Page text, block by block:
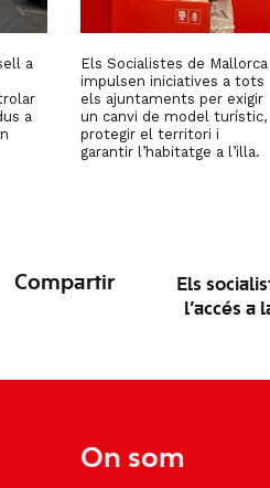
a
a
Els Socialistes de Mallorca
impulsen iniciatives a tots
els ajuntaments per exigir
un canvi de model turístic,
protegir el territori i
garantir l’habitatge a l’illa.
Compartir
Els
l’accés
On som